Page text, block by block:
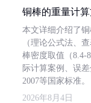
铜棒的重量计
本文详细介绍了
（理论公式法、
棒密度取值（8.4-
际计算案例、误
2007等国家标准。
2026年8月4日